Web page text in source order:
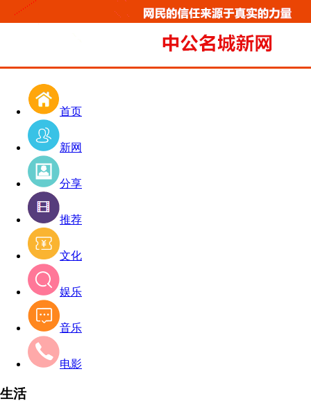
首页
新网
分享
推荐
文化
娱乐
音乐
电影
生活